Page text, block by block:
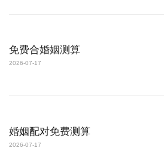
免费合婚姻测算
2026-07-17
婚姻配对免费测算
2026-07-17